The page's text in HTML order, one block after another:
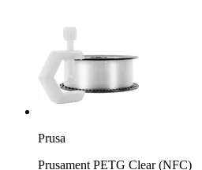
Prusa
Prusament PETG Clear (NFC)